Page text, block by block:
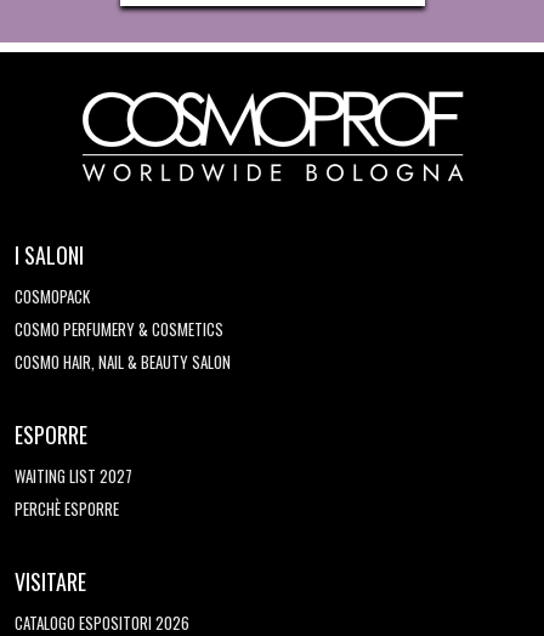
I SALONI
COSMOPACK
COSMO PERFUMERY & COSMETICS
COSMO HAIR, NAIL & BEAUTY SALON
ESPORRE
WAITING LIST 2027
PERCHÈ ESPORRE
VISITARE
CATALOGO ESPOSITORI 2026